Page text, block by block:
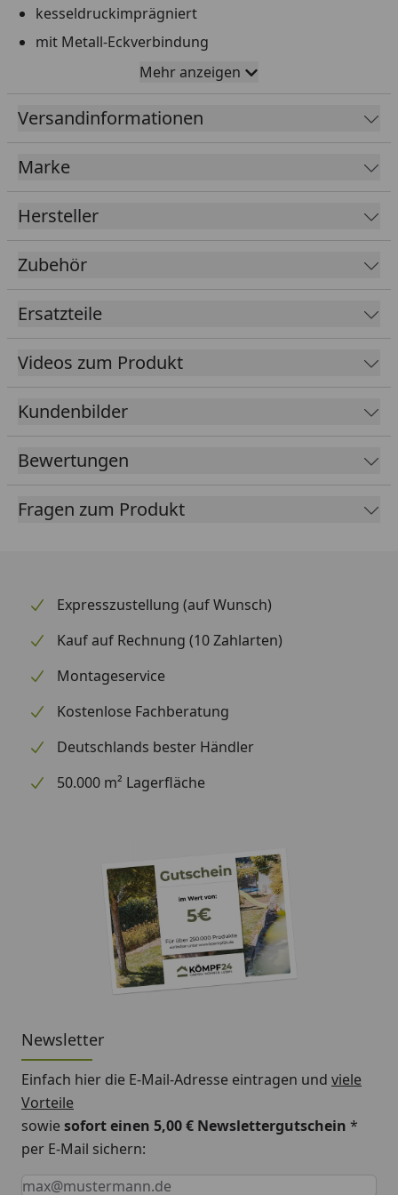
kesseldruckimprägniert
mit Metall-Eckverbindung
Innen-Ø: 500 cm
Höhe: 116 cm
Wand: 45 mm Blockbohlen mit Doppelnut und -
feder
Handlaufprofil: 70 mm breit
Wasserkapazität: 18,2 m³
0,6 mm stark, inkl. Technikraum, Holztreppe &
Sandfilteranlage MEDI
Die auf den Abbildungen zu sehende
Einhängeleiter sowie die Sonnendecks sind nicht
Besonderheiten Technikraum:
Die Technik kann direkt am Pool installiert werden.
Durch eine Schutzhaube für die Pumpe, einen
Sicherheits-Türkontakt und den
Stromwegschaltung der gesamten Pumpenanlage.
Ohne diese Technik muß die Filteranlage mit einem
Verordnung) vom Pool entfernt installiert werden.
Wandstärke
45 mm Blockbohlen mit
Doppelnut und -feder
Handlaufprofil
70 mm
kesseldruckimprägniert
Optionale Erweiterungen (siehe Reiter "Zubehör"):
Wärmeplane
Sonnendeck
Toprail
Gegenstrom- Schwimmanlage
Mehr anzeigen
Versandinformationen
Marke
Hersteller
Zubehör
Ersatzteile
Videos zum Produkt
Kundenbilder
Bewertungen
Fragen zum Produkt
Expresszustellung (auf Wunsch)
Kauf auf Rechnung (10 Zahlarten)
Montageservice
Kostenlose Fachberatung
Deutschlands bester Händler
50.000 m² Lagerfläche
Newsletter
Einfach hier die E-Mail-Adresse eintragen und viele
Vorteile
sowiesofort einen 5,00 € Newslettergutschein *
per E-Mail sichern:
Keine Eingabe erforderlich
Eingabe erforderlich
E-Mail *